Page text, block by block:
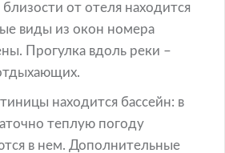
от отеля находится
виды из окон номера
Прогулка вдоль реки –
находится бассейн: в
теплую погоду
в нем. Дополнительные